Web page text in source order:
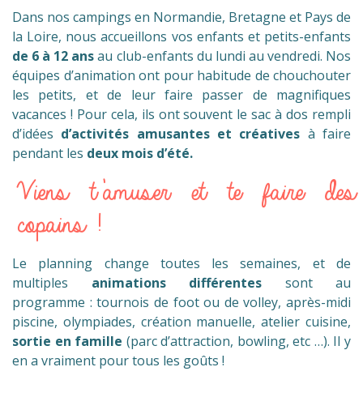
Dans nos campings en Normandie, Bretagne et Pays de
la Loire, nous accueillons vos enfants et petits-enfants
de 6 à 12 ansau club-enfants du lundi au vendredi. Nos
équipes d’animation ont pour habitude de chouchouter
les petits, et de leur faire passer de magnifiques
vacances ! Pour cela, ils ont souvent le sac à dos rempli
d’idées d’activités amusantes et créatives à faire
pendant les deux mois d’été.
Viens t’amuser et te faire des
copains !
Le planning change toutes les semaines, et de
multiples animations différentes sont au
programme : tournois de foot ou de volley, après-midi
piscine, olympiades, création manuelle, atelier cuisine,
sortie en famille (parc d’attraction, bowling, etc …). Il y
en a vraiment pour tous les goûts !